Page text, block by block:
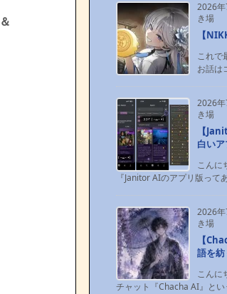
＆
2026
き場
【
これで
お話は
2026
き場
【
白いア
こんに
『Janitor AIのアプリ版って
2026
き場
【
語を紡
こんに
チャット『Chacha AI』とい